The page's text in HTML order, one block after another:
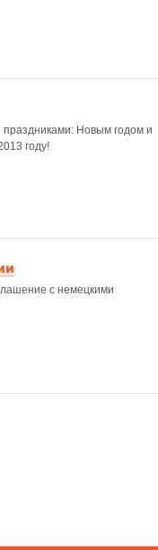
Новым годом и
году!
с немецкими